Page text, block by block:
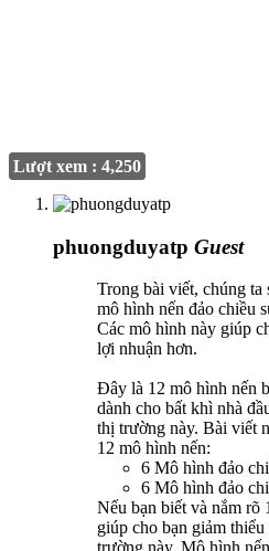
Lượt xem : 4,250
phuongduyatp Guest
Trong bài viết, chúng ta
mô hình nến đảo chiều
Các mô hình này giúp
lợi nhuận hơn.
Đây là 12 mô hình nến
dành cho bất khì nhà
thị trường này. Bài viết
12 mô hình nến:
6 Mô hình đảo
6 Mô hình đảo
Nếu bạn biết và nắm rõ
giúp cho bạn giảm